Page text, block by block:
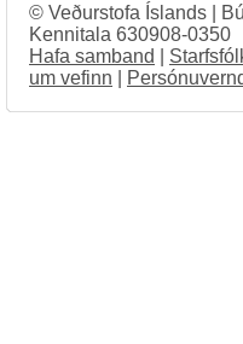
© Veðurstofa Íslands |
Kennitala 630908-0350
Hafa samband
um vefinn